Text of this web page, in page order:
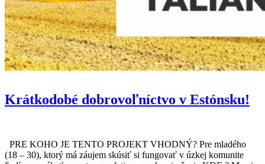
Krátkodobé dobrovoľníctvo v Estónsku!
PRE KOHO JE TENTO PROJEKT VHODNÝ? Pre mladého
(18 – 30), ktorý má záujem skúsiť si fungovať v úzkej komunite